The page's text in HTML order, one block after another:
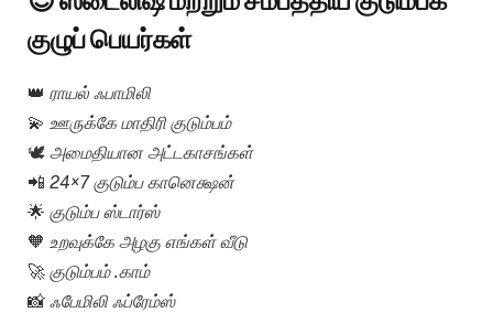
குழுப் பெயர்கள்
👑 ராயல் ஃபாமிலி
💫 ஊருக்கே மாதிரி குடும்பம்
🕊️ அமைதியான அட்டகாசங்கள்
📲 24×7 குடும்ப கானெக்ஷன்
🌟 குடும்ப ஸ்டார்ஸ்
🧡 உறவுக்கே அழகு எங்கள் வீடு
🚀 குடும்பம் .காம்
📸 ஃபேமிலி ஃப்ரேம்ஸ்